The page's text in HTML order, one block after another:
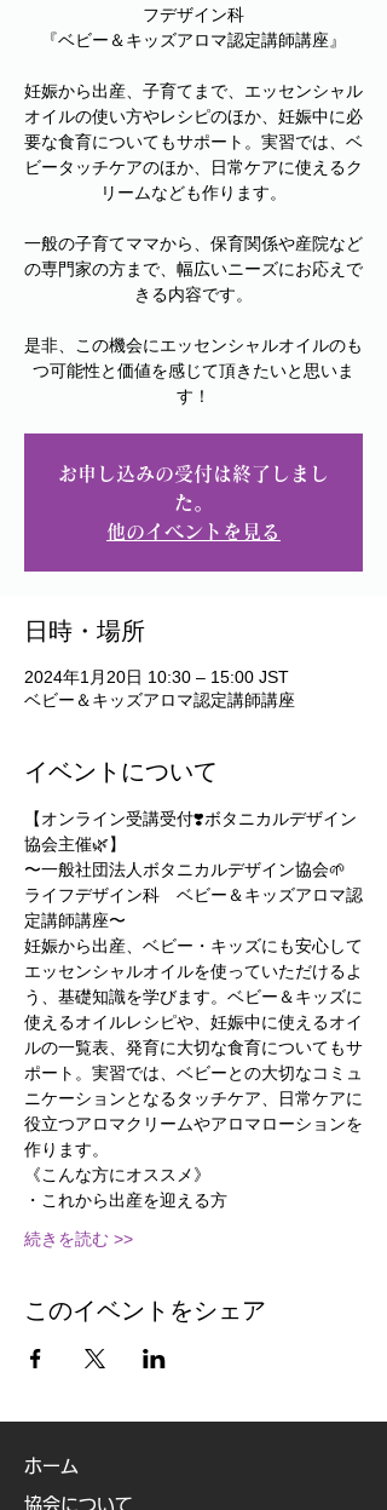
フデザイン科
『ベビー＆キッズアロマ認定講師講座』
妊娠から出産、子育てまで、エッセンシャル
オイルの使い方やレシピのほか、妊娠中に必
要な食育についてもサポート。実習では、ベ
ビータッチケアのほか、日常ケアに使えるク
リームなども作ります。
一般の子育てママから、保育関係や産院など
の専門家の方まで、幅広いニーズにお応えで
きる内容です。
是非、この機会にエッセンシャルオイルのも
つ可能性と価値を感じて頂きたいと思いま
す！
お申し込みの受付は終了しまし
た。
他のイベントを見る
日時・場所
2024年1月20日 10:30 – 15:00 JST
ベビー＆キッズアロマ認定講師講座
イベントについて
【オンライン受講受付❣️ボタニカルデザイン
協会主催🌿】
〜一般社団法人ボタニカルデザイン協会🌱
ライフデザイン科　ベビー＆キッズアロマ認
定講師講座〜
妊娠から出産、ベビー・キッズにも安心して
エッセンシャルオイルを使っていただけるよ
う、基礎知識を学びます。ベビー＆キッズに
使えるオイルレシピや、妊娠中に使えるオイ
ルの一覧表、発育に大切な食育についてもサ
ポート。実習では、ベビーとの大切なコミュ
ニケーションとなるタッチケア、日常ケアに
役立つアロマクリームやアロマローションを
作ります。
《こんな方にオススメ》
・これから出産を迎える方
続きを読む >>
このイベントをシェア
ホーム
協会について